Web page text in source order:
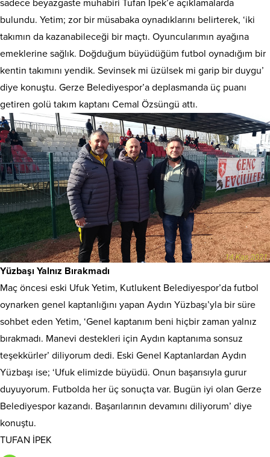
sadece beyazgaste muhabiri Tufan İpek’e açıklamalarda
bulundu. Yetim; zor bir müsabaka oynadıklarını belirterek, ‘iki
takımın da kazanabileceği bir maçtı. Oyuncularımın ayağına
emeklerine sağlık. Doğduğum büyüdüğüm futbol oynadığım bir
kentin takımını yendik. Sevinsek mi üzülsek mi garip bir duygu’
diye konuştu. Gerze Belediyespor’a deplasmanda üç puanı
getiren golü takım kaptanı Cemal Özsüngü attı.
Yüzbaşı Yalnız Bırakmadı
Maç öncesi eski Ufuk Yetim, Kutlukent Belediyespor’da futbol
oynarken genel kaptanlığını yapan Aydın Yüzbaşı’yla bir süre
sohbet eden Yetim, ‘Genel kaptanım beni hiçbir zaman yalnız
bırakmadı. Manevi destekleri için Aydın kaptanıma sonsuz
teşekkürler’ diliyorum dedi. Eski Genel Kaptanlardan Aydın
Yüzbaşı ise; ‘Ufuk elimizde büyüdü. Onun başarısıyla gurur
duyuyorum. Futbolda her üç sonuçta var. Bugün iyi olan Gerze
Belediyespor kazandı. Başarılarının devamını diliyorum’ diye
konuştu.
TUFAN İPEK